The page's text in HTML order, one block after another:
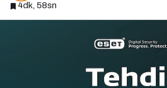
4dk, 58sn